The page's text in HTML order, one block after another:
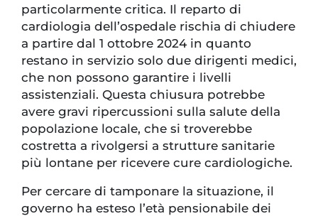
particolarmente critica. Il reparto di
cardiologia dell’ospedale rischia di chiudere
a partire dal 1 ottobre 2024 in quanto
restano in servizio solo due dirigenti medici,
che non possono garantire i livelli
assistenziali. Questa chiusura potrebbe
avere gravi ripercussioni sulla salute della
popolazione locale, che si troverebbe
costretta a rivolgersi a strutture sanitarie
più lontane per ricevere cure cardiologiche.
Per cercare di tamponare la situazione, il
governo ha esteso l’età pensionabile dei